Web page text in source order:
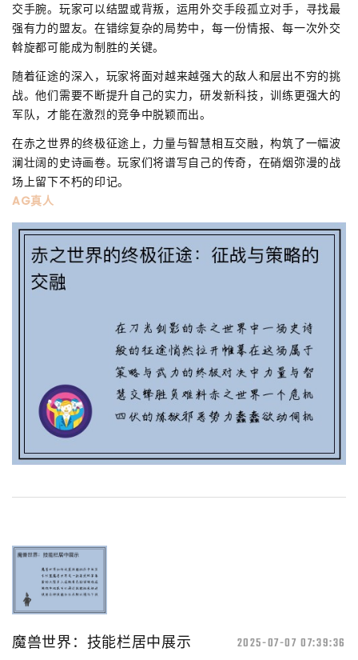
交手腕。玩家可以结盟或背叛，运用外交手段孤立对手，寻找最
强有力的盟友。在错综复杂的局势中，每一份情报、每一次外交
斡旋都可能成为制胜的关键。
随着征途的深入，玩家将面对越来越强大的敌人和层出不穷的挑
战。他们需要不断提升自己的实力，研发新科技，训练更强大的
军队，才能在激烈的竞争中脱颖而出。
在赤之世界的终极征途上，力量与智慧相互交融，构筑了一幅波
澜壮阔的史诗画卷。玩家们将谱写自己的传奇，在硝烟弥漫的战
场上留下不朽的印记。
AG真人
魔兽世界：技能栏居中展示 2025-07-07 07:39:36